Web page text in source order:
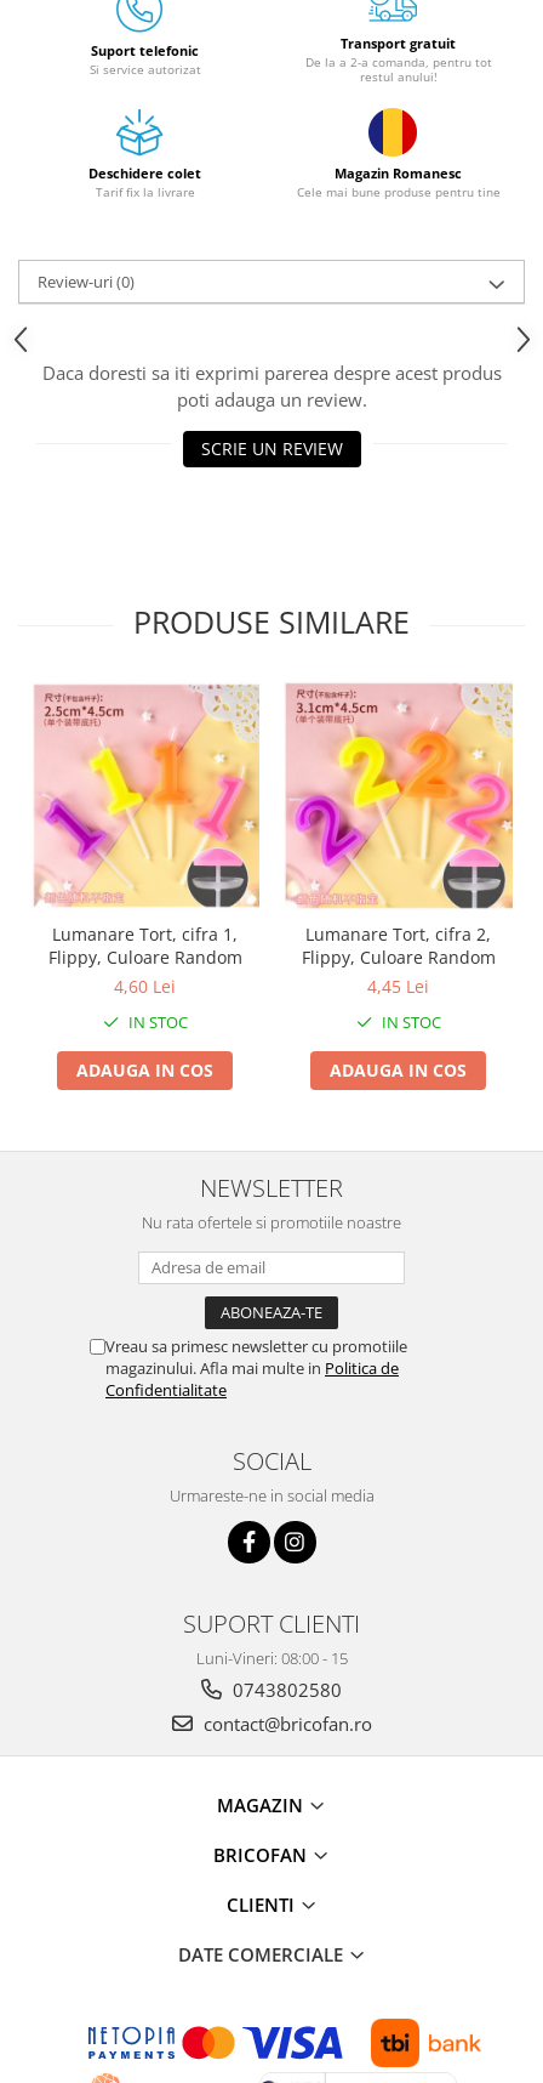
Mori pentru furaje
Mori pentru furaje si resturi
Motoare granulatoare
Piese si accesorii mori
Tocatoare furaje si crengi
Tocatoare crengi
Motocoase, Trimmere si Masini de
tuns gazon
Motocositori cu motoare 2T
Masini de tuns gazon pe benzina
Tractoraș de tuns gazonul
Aparate de tuns animale
Tarcuri animale
Semanatori
Masini batut stalpi si accesorii
Roabe & accesorii
Casute gradina si cutii depozitare
Mobilier gradina
Corturi, Prelate si plase de
umbrire
Lopeti zapada
Zdrobitoare si teascuri
Teascuri
Zdrobitoare electrice
Zdrobitoare manuale
Masini de cusut si accesorii
Articole antidaunatori gradina
Suflante si aspiratoare exterior
Unelte altoit
Unelte manuale de gradina -
Accesorii aragaze & butelii
Prelungitoare & cabluri electrice
Lanterne
Lumina de crestere pentru plante
Suport telefonic
Si service autorizat
Transport gratuit
De la a 2-a comanda, pentru tot
restul anului!
Deschidere colet
Tarif fix la livrare
Magazin Romanesc
Cele mai bune produse pentru tine
Review-uri(0)
Daca doresti sa iti exprimi parerea despre acest produs
poti adauga un review.
SCRIE UN REVIEW
PRODUSE SIMILARE
Lumanare Tort, cifra 1,
Flippy, Culoare Random
4,60 Lei
IN STOC
ADAUGA IN COS
Lumanare Tort, cifra 2,
Flippy, Culoare Random
4,45 Lei
IN STOC
ADAUGA IN COS
NEWSLETTER
Nu rata ofertele si promotiile noastre
Vreau sa primesc newsletter cu promotiile
magazinului. Afla mai multe in Politica de
Confidentialitate
SOCIAL
Urmareste-ne in social media
SUPORT CLIENTI
Luni-Vineri: 08:00 - 15
0743802580
contact@bricofan.ro
MAGAZIN
BRICOFAN
CLIENTI
DATE COMERCIALE